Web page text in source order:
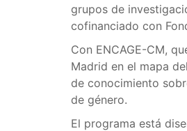
grupos de
cofinanciado con
Con ENCAGE-CM,
Madrid en el mapa del
de conocimiento
de género.
El programa está